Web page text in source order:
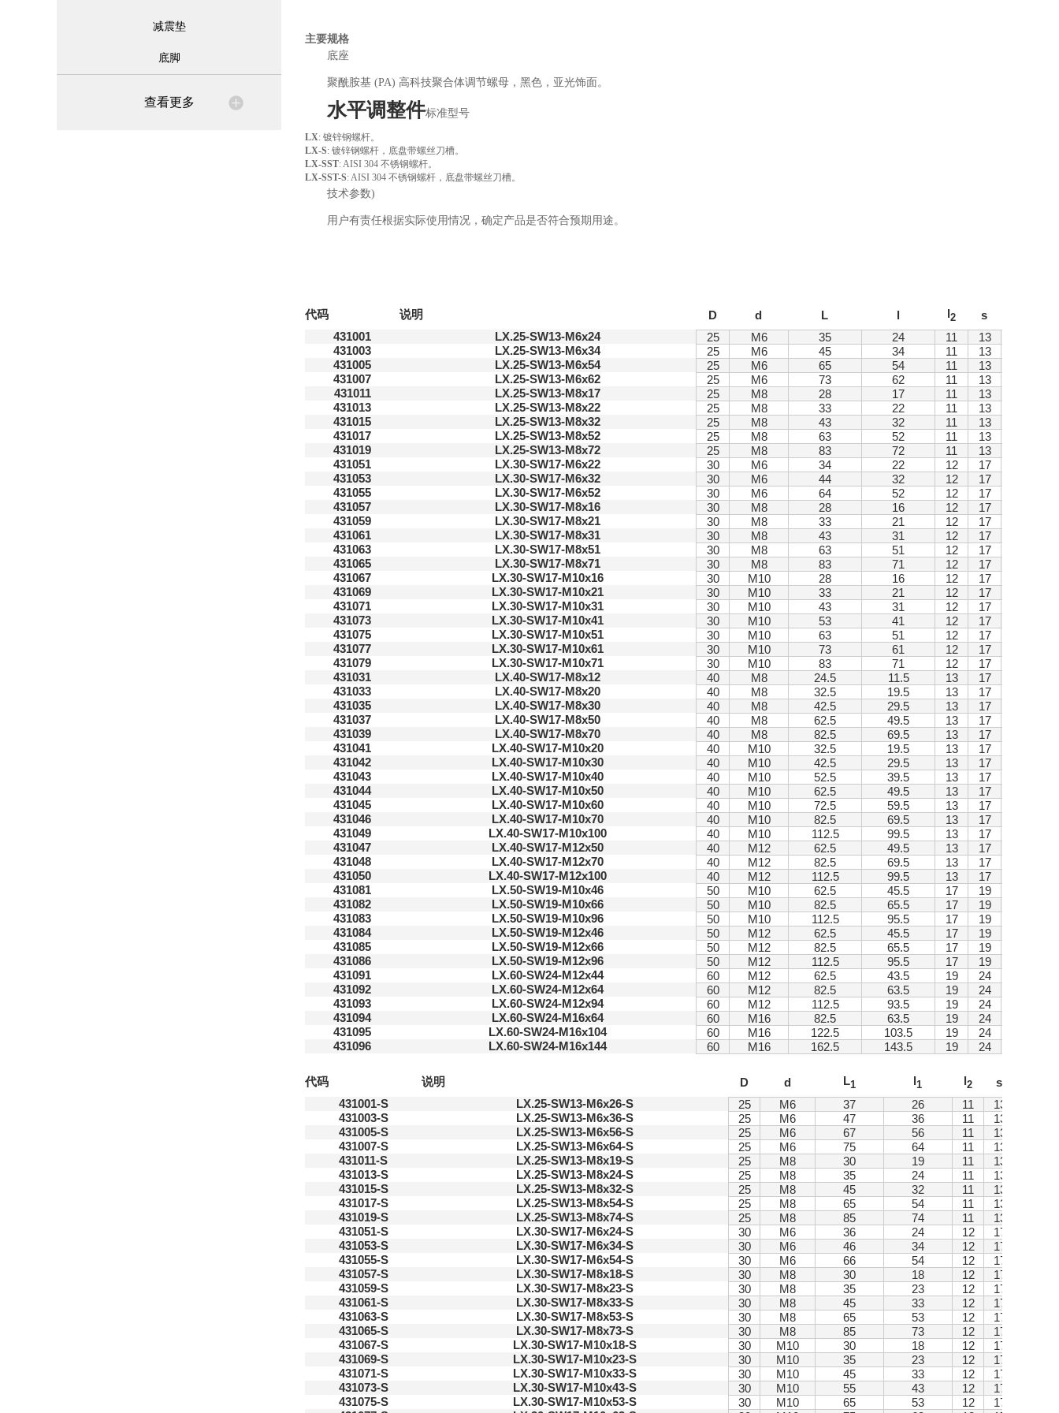
减震垫
底脚
查看更多
主要规格
底座
聚酰胺基 (PA) 高科技聚合体调节螺母，黑色，亚光饰面。
水平调整件标准型号
LX: 镀锌钢螺杆。
LX-S: 镀锌钢螺杆，底盘带螺丝刀槽。
LX-SST: AISI 304 不锈钢螺杆。
LX-SST-S: AISI 304 不锈钢螺杆，底盘带螺丝刀槽。
技术参数)
用户有责任根据实际使用情况，确定产品是否符合预期用途。
代码 说明 D d L l l2
s
431001
LX.25-SW13-M6x24 25 M6 35 24 11
13
431003
LX.25-SW13-M6x34 25 M6 45 34 11
13
431005
LX.25-SW13-M6x54 25 M6 65 54 11
13
431007
LX.25-SW13-M6x62 25 M6 73 62 11
13
431011
LX.25-SW13-M8x17 25 M8 28 17 11
13
431013
LX.25-SW13-M8x22 25 M8 33 22 11
13
431015
LX.25-SW13-M8x32 25 M8 43 32 11
13
431017
LX.25-SW13-M8x52 25 M8 63 52 11
13
431019
LX.25-SW13-M8x72 25 M8 83 72 11
13
431051
LX.30-SW17-M6x22 30 M6 34 22 12
17
431053
LX.30-SW17-M6x32 30 M6 44 32 12
17
431055
LX.30-SW17-M6x52 30 M6 64 52 12
17
431057
LX.30-SW17-M8x16 30 M8 28 16 12
17
431059
LX.30-SW17-M8x21 30 M8 33 21 12
17
431061
LX.30-SW17-M8x31 30 M8 43 31 12
17
431063
LX.30-SW17-M8x51 30 M8 63 51 12
17
431065
LX.30-SW17-M8x71 30 M8 83 71 12
17
431067
LX.30-SW17-M10x16 30 M10 28 16 12
17
431069
LX.30-SW17-M10x21 30 M10 33 21 12
17
431071
LX.30-SW17-M10x31 30 M10 43 31 12
17
431073
LX.30-SW17-M10x41 30 M10 53 41 12
17
431075
LX.30-SW17-M10x51 30 M10 63 51 12
17
431077
LX.30-SW17-M10x61 30 M10 73 61 12
17
431079
LX.30-SW17-M10x71 30 M10 83 71 12
17
431031
LX.40-SW17-M8x12 40 M8 24.5 11.5 13
17
431033
LX.40-SW17-M8x20 40 M8 32.5 19.5 13
17
431035
LX.40-SW17-M8x30 40 M8 42.5 29.5 13
17
431037
LX.40-SW17-M8x50 40 M8 62.5 49.5 13
17
431039
LX.40-SW17-M8x70 40 M8 82.5 69.5 13
17
431041
LX.40-SW17-M10x20 40 M10 32.5 19.5 13
17
431042
LX.40-SW17-M10x30 40 M10 42.5 29.5 13
17
431043
LX.40-SW17-M10x40 40 M10 52.5 39.5 13
17
431044
LX.40-SW17-M10x50 40 M10 62.5 49.5 13
17
431045
LX.40-SW17-M10x60 40 M10 72.5 59.5 13
17
431046
LX.40-SW17-M10x70 40 M10 82.5 69.5 13
17
431049
LX.40-SW17-M10x100 40 M10 112.5 99.5 13
17
431047
LX.40-SW17-M12x50 40 M12 62.5 49.5 13
17
431048
LX.40-SW17-M12x70 40 M12 82.5 69.5 13
17
431050
LX.40-SW17-M12x100 40 M12 112.5 99.5 13
17
431081
LX.50-SW19-M10x46 50 M10 62.5 45.5 17
19
431082
LX.50-SW19-M10x66 50 M10 82.5 65.5 17
19
431083
LX.50-SW19-M10x96 50 M10 112.5 95.5 17
19
431084
LX.50-SW19-M12x46 50 M12 62.5 45.5 17
19
431085
LX.50-SW19-M12x66 50 M12 82.5 65.5 17
19
431086
LX.50-SW19-M12x96 50 M12 112.5 95.5 17
19
431091
LX.60-SW24-M12x44 60 M12 62.5 43.5 19
24
431092
LX.60-SW24-M12x64 60 M12 82.5 63.5 19
24
431093
LX.60-SW24-M12x94 60 M12 112.5 93.5 19
24
431094
LX.60-SW24-M16x64 60 M16 82.5 63.5 19
24
431095
LX.60-SW24-M16x104 60 M16 122.5 103.5 19
24
431096
LX.60-SW24-M16x144 60 M16 162.5 143.5 19 24
代码 说明 D d L1 l1 l2
s
431001-S
LX.25-SW13-M6x26-S 25 M6 37 26 11
13
431003-S
LX.25-SW13-M6x36-S 25 M6 47 36 11
13
431005-S
LX.25-SW13-M6x56-S 25 M6 67 56 11
13
431007-S
LX.25-SW13-M6x64-S 25 M6 75 64 11
13
431011-S
LX.25-SW13-M8x19-S 25 M8 30 19 11
13
431013-S
LX.25-SW13-M8x24-S 25 M8 35 24 11
13
431015-S
LX.25-SW13-M8x32-S 25 M8 45 32 11
13
431017-S
LX.25-SW13-M8x54-S 25 M8 65 54 11
13
431019-S
LX.25-SW13-M8x74-S 25 M8 85 74 11
13
431051-S
LX.30-SW17-M6x24-S 30 M6 36 24 12
17
431053-S
LX.30-SW17-M6x34-S 30 M6 46 34 12
17
431055-S
LX.30-SW17-M6x54-S 30 M6 66 54 12
17
431057-S
LX.30-SW17-M8x18-S 30 M8 30 18 12
17
431059-S
LX.30-SW17-M8x23-S 30 M8 35 23 12
17
431061-S
LX.30-SW17-M8x33-S 30 M8 45 33 12
17
431063-S
LX.30-SW17-M8x53-S 30 M8 65 53 12
17
431065-S
LX.30-SW17-M8x73-S 30 M8 85 73 12
17
431067-S
LX.30-SW17-M10x18-S 30 M10 30 18 12
17
431069-S
LX.30-SW17-M10x23-S 30 M10 35 23 12
17
431071-S
LX.30-SW17-M10x33-S 30 M10 45 33 12
17
431073-S
LX.30-SW17-M10x43-S 30 M10 55 43 12
17
431075-S
LX.30-SW17-M10x53-S 30 M10 65 53 12
17